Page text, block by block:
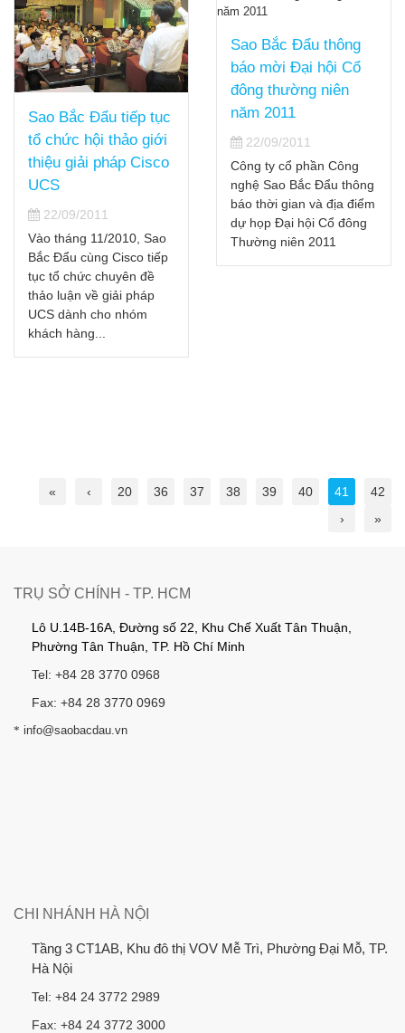
Đẩu tiếp tục
hội thảo giới
giải pháp Cisco
2011
11/2010, Sao
cùng Cisco tiếp
chuyên đề
về giải pháp
cho nhóm
hàng...
Sao Bắc Đẩu thông
báo mời Đại hội Cổ
đông thường niên
năm 2011
22/09/2011
Công ty cổ phần Công
nghệ Sao Bắc Đẩu thông
báo thời gian và địa điểm
dự họp Đại hội Cổ đông
Thường niên 2011
Vào
do
« ‹ 20 36 37 38 39 40 41
42
›
»
TRỤ SỞ CHÍNH - TP. HCM
Lô U.14B-16A, Đường số 22, Khu Chế Xuất Tân Thuận,
Phường Tân Thuận, TP. Hồ Chí Minh
Tel: +84 28 3770 0968
Fax: +84 28 3770 0969
* info@saobacdau.vn
CHI NHÁNH HÀ NỘI
Tầng 3 CT1AB, Khu đô thị VOV Mễ Trì, Phường Đại Mỗ, TP.
Hà Nội
Tel: +84 24 3772 2989
Fax: +84 24 3772 3000